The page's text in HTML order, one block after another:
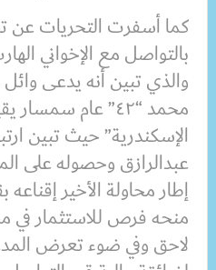
كما أسفرت التحريات عن
بالتواصل مع الإخواني
والذي تبين أنه يدعى
محمد “٤٢” عام
الإسكندرية” حيث تبين
عبدالرازق وحصوله على
إطار محاولة الأخير إقناعه
منحه فرص للاستثمار في
لاحق وفي ضوء تعرض